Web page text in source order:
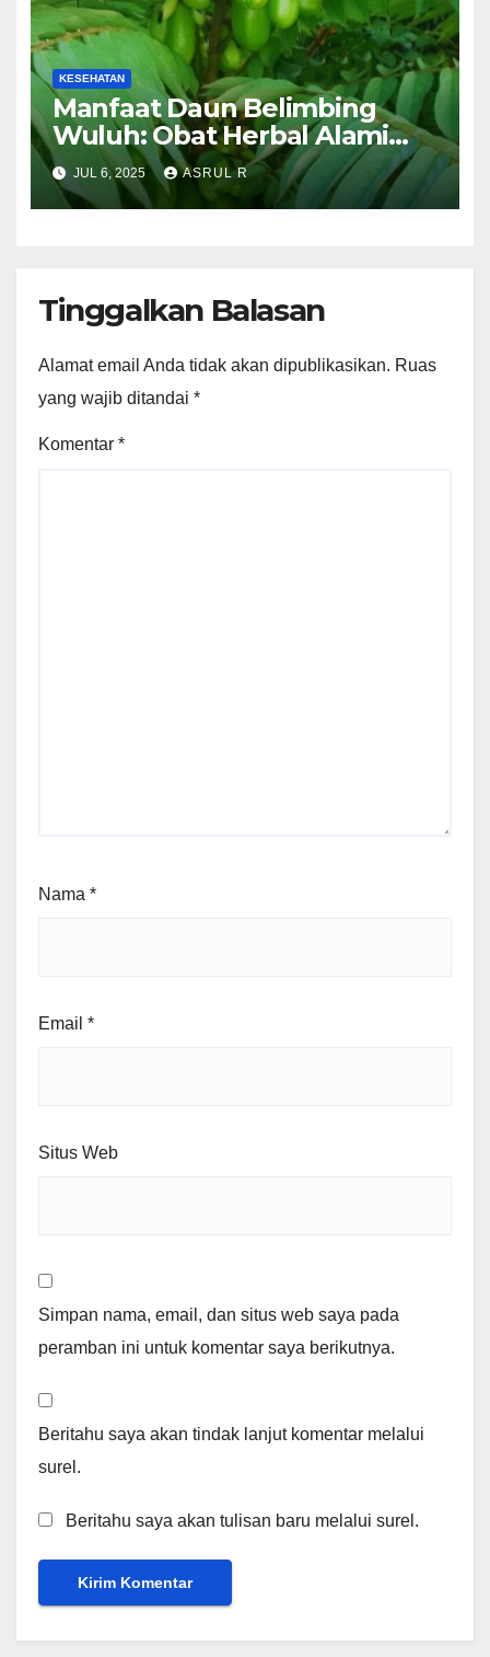
KESEHATAN
Manfaat Daun Belimbing
Wuluh: Obat Herbal Alami
yang Mulai Dilirik Masyarakat
Luar Negri
JUL 6, 2025 ASRUL R
Tinggalkan Balasan
Alamat email Anda tidak akan dipublikasikan. Ruas
yang wajib ditandai *
Komentar *
Nama *
Email *
Situs Web
Simpan nama, email, dan situs web saya pada
peramban ini untuk komentar saya berikutnya.
Beritahu saya akan tindak lanjut komentar melalui
surel.
Beritahu saya akan tulisan baru melalui surel.